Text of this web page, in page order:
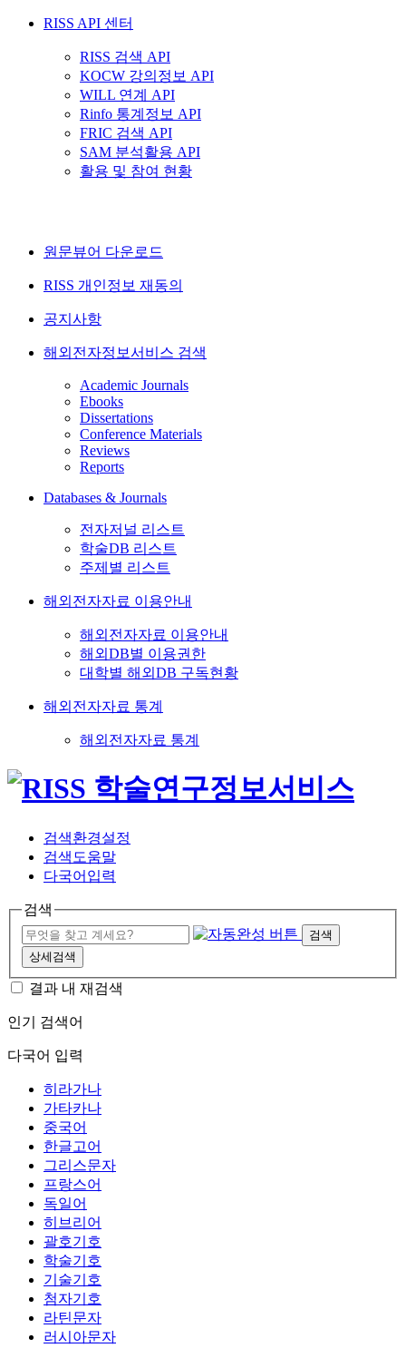
RISS API 센터
RISS 검색 API
KOCW 강의정보 API
WILL 연계 API
Rinfo 통계정보 API
FRIC 검색 API
SAM 분석활용 API
활용 및 참여 현황
원문뷰어 다운로드
RISS 개인정보 재동의
공지사항
해외전자정보서비스 검색
Academic Journals
Ebooks
Dissertations
Conference Materials
Reviews
Reports
Databases & Journals
전자저널 리스트
학술DB 리스트
주제별 리스트
해외전자자료 이용안내
해외전자자료 이용안내
해외DB별 이용권한
대학별 해외DB 구독현황
해외전자자료 통계
해외전자자료 통계
검색환경설정
검색도움말
다국어입력
검색
검색
상세검색
결과 내 재검색
인기 검색어
다국어 입력
히라가나
가타카나
중국어
한글고어
그리스문자
프랑스어
독일어
히브리어
괄호기호
학술기호
기술기호
첨자기호
라틴문자
러시아문자